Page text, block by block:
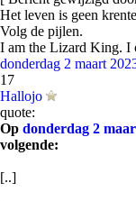
Het leven is geen
Volg de pijlen.
I am the Lizard King. I
donderdag 2 maart
17
Hallojo
quote:
Op donderdag 2
volgende:
[..]